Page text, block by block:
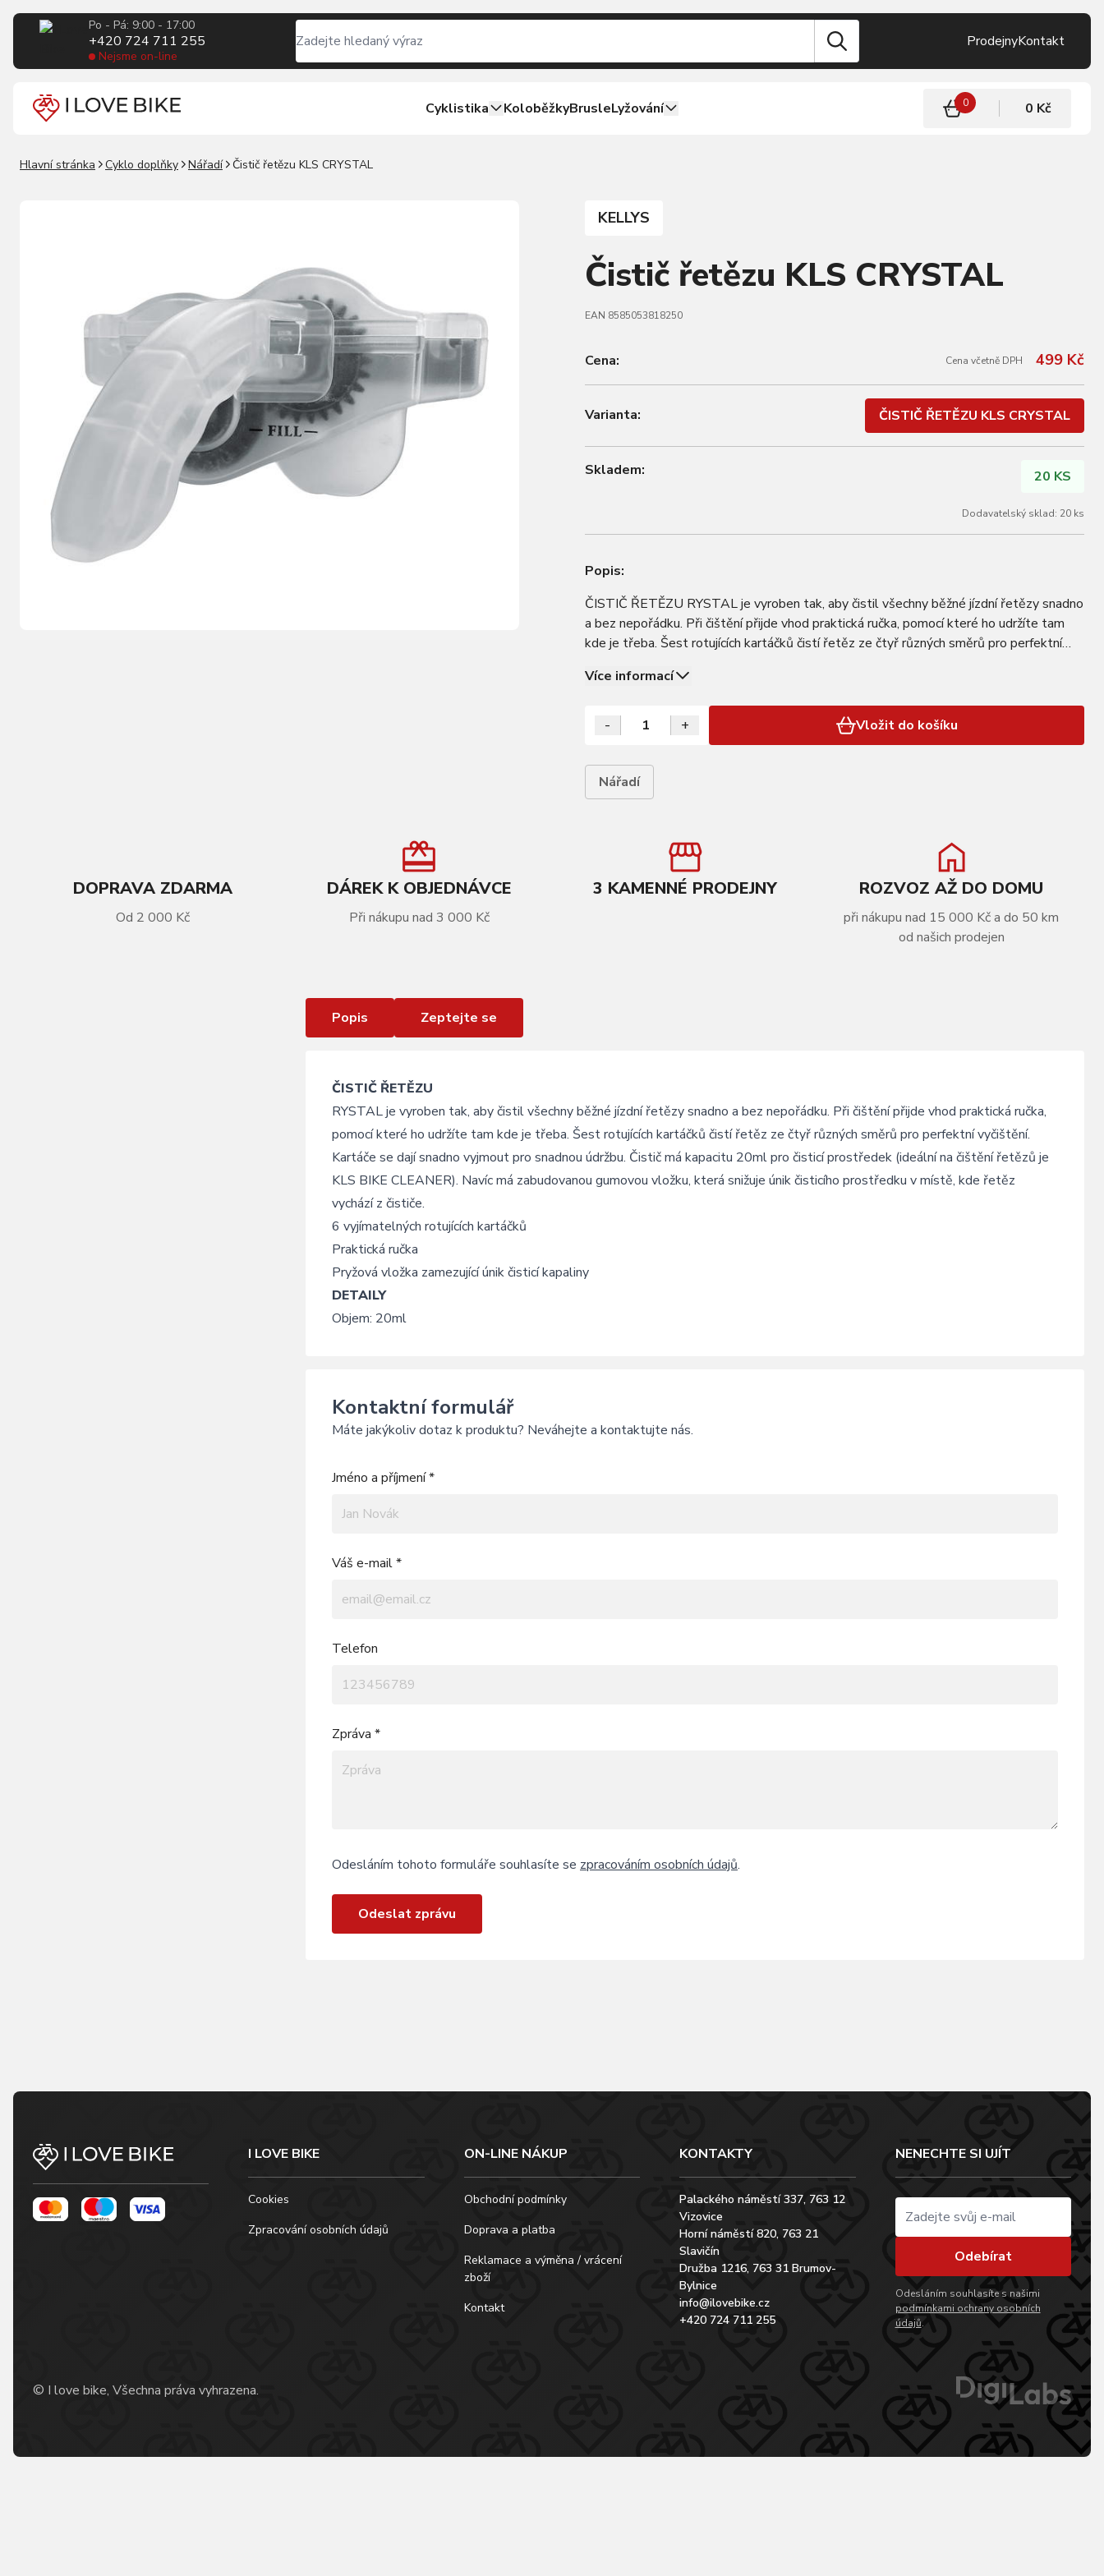
Po - Pá: 9:00 - 17:00
+420 724 711 255
Nejsme on-line
ProdejnyKontakt
Cyklistika KoloběžkyBrusleLyžování 0 0 Kč
Hlavní stránka Cyklo doplňky Nářadí Čistič řetězu KLS CRYSTAL
KELLYS
Čistič řetězu KLS CRYSTAL
EAN 8585053818250
Cena: Cena včetně DPH 499 Kč
Varianta: ČISTIČ ŘETĚZU KLS CRYSTAL
Skladem: 20 KS
Dodavatelský sklad: 20 ks
Popis:
ČISTIČ ŘETĚZU RYSTAL je vyroben tak, aby čistil všechny běžné jízdní řetězy snadno
a bez nepořádku. Při čištění přijde vhod praktická ručka, pomocí které ho udržíte tam
kde je třeba. Šest rotujících kartáčků čistí řetěz ze čtyř různých směrů pro perfektní
Více informací
- + Vložit do košíku
Nářadí
DOPRAVA ZDARMA
Od 2 000 Kč
DÁREK K OBJEDNÁVCE
Při nákupu nad 3 000 Kč
3 KAMENNÉ PRODEJNY ROZVOZ AŽ DO DOMU
při nákupu nad 15 000 Kč a do 50 km
od našich prodejen
Popis Zeptejte se
ČISTIČ ŘETĚZU
RYSTAL je vyroben tak, aby čistil všechny běžné jízdní řetězy snadno a bez nepořádku. Při čištění přijde vhod praktická ručka,
pomocí které ho udržíte tam kde je třeba. Šest rotujících kartáčků čistí řetěz ze čtyř různých směrů pro perfektní vyčištění.
Kartáče se dají snadno vyjmout pro snadnou údržbu. Čistič má kapacitu 20ml pro čisticí prostředek (ideální na čištění řetězů je
KLS BIKE CLEANER). Navíc má zabudovanou gumovou vložku, která snižuje únik čisticího prostředku v místě, kde řetěz
vychází z čističe.
6 vyjímatelných rotujících kartáčků
Praktická ručka
Pryžová vložka zamezující únik čisticí kapaliny
DETAILY
Objem: 20ml
Kontaktní formulář
Máte jakýkoliv dotaz k produktu? Neváhejte a kontaktujte nás.
Jméno a příjmení *
Váš e-mail *
Telefon
Zpráva *
Odesláním tohoto formuláře souhlasíte se zpracováním osobních údajů.
Odeslat zprávu
I LOVE BIKE
Cookies
Zpracování osobních údajů
ON-LINE NÁKUP
Obchodní podmínky
Doprava a platba
Reklamace a výměna / vrácení
zboží
Kontakt
KONTAKTY
Palackého náměstí 337, 763 12
Vizovice
Horní náměstí 820, 763 21
Slavičín
Družba 1216, 763 31 Brumov-
Bylnice
info@ilovebike.cz
+420 724 711 255
NENECHTE SI UJÍT
Odebírat
Odesláním souhlasíte s našimi
podmínkami ochrany osobních
údajů.
© I love bike, Všechna práva vyhrazena.